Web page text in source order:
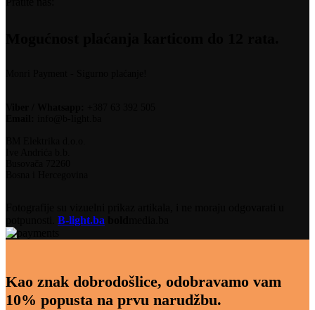
B-light.ba
Kao znak dobrodošlice, odobravamo vam
10% popusta na prvu narudžbu.